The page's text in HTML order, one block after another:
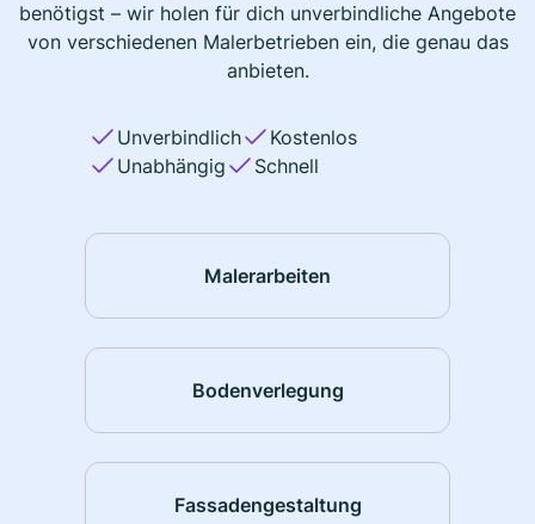
benötigst – wir holen für dich unverbindliche Angebote
von verschiedenen Malerbetrieben ein, die genau das
anbieten.
Unverbindlich
Kostenlos
Unabhängig
Schnell
Malerarbeiten
Bodenverlegung
Fassadengestaltung